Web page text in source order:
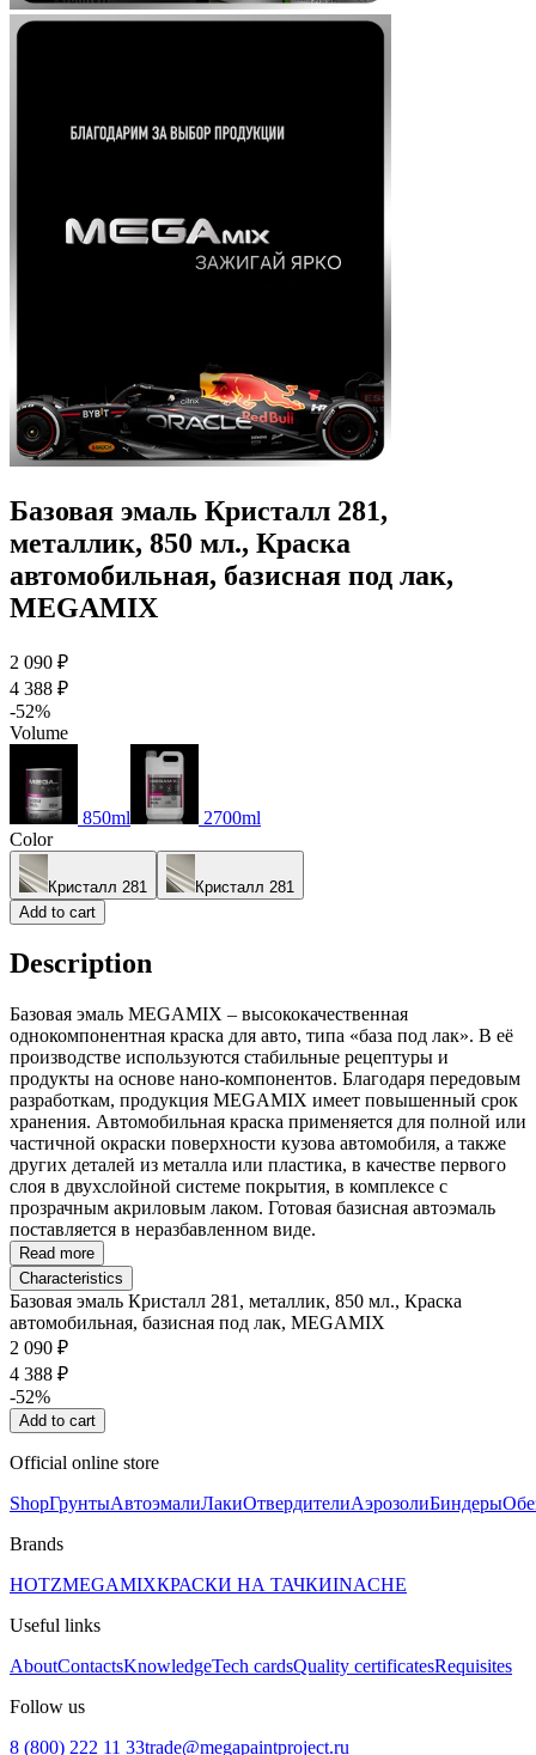
Базовая эмаль Кристалл 281,
металлик, 850 мл., Краска
автомобильная, базисная под лак,
MEGAMIX
2 090 ₽
4 388 ₽
-52%
Volume
850ml
2700ml
Color
Кристалл 281
Кристалл 281
Add to cart
Description
Базовая эмаль MEGAMIX – высококачественная
однокомпонентная краска для авто, типа «база под лак». В её
производстве используются стабильные рецептуры и
продукты на основе нано-компонентов. Благодаря передовым
разработкам, продукция MEGAMIX имеет повышенный срок
хранения. Автомобильная краска применяется для полной или
частичной окраски поверхности кузова автомобиля, а также
других деталей из металла или пластика, в качестве первого
слоя в двухслойной системе покрытия, в комплексе с
прозрачным акриловым лаком. Готовая базисная автоэмаль
поставляется в неразбавленном виде.
Read more
Characteristics
Базовая эмаль Кристалл 281, металлик, 850 мл., Краска
автомобильная, базисная под лак, MEGAMIX
2 090 ₽
4 388 ₽
-52%
Add to cart
Official online store
ShopГрунтыАвтоэмалиЛакиОтвердителиАэрозолиБиндеры
Brands
HOTZMEGAMIXКРАСКИ НА ТАЧКИINACHE
Useful links
AboutContactsKnowledgeTech cardsQuality certificatesRequisites
Follow us
8 (800) 222 11 33trade@megapaintproject.ru